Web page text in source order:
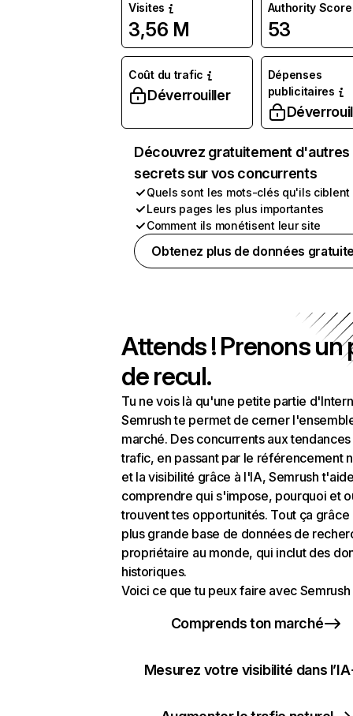
Visites
3,56 M
Authority Score
53
Coût du trafic
Déverrouiller
Dépenses
publicitaires
Découvrez gratuitement d'autres
secrets sur vos concurrents
Quels sont les mots-clés qu'ils ciblent
Leurs pages les plus importantes
Comment ils monétisent leur site
Obtenez plus de données
Attends ! Prenons un
de recul.
Tu ne vois là qu'une petite partie
Semrush te permet de cerner
marché. Des concurrents aux
trafic, en passant par le référencement
et la visibilité grâce à l'IA, Semrush
comprendre qui s'impose, pourquoi et
trouvent tes opportunités. Tout ça grâce
plus grande base de données de
propriétaire au monde, qui inclut des
historiques.
Voici ce que tu peux faire avec Semrush
Comprends ton marché
Mesurez votre visibilité dans l’IA